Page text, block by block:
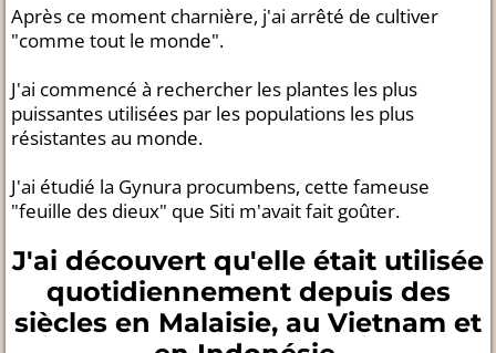
Après ce moment charnière, j'ai arrêté de cultiver
"comme tout le monde".
J'ai commencé à rechercher les plantes les plus
puissantes utilisées par les populations les plus
résistantes au monde.
J'ai étudié la Gynura procumbens, cette fameuse
"feuille des dieux" que Siti m'avait fait goûter.
J'ai découvert qu'elle était utilisée
quotidiennement depuis des
siècles en Malaisie, au Vietnam et